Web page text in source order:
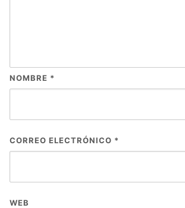
NOMBRE *
CORREO ELECTRÓNICO *
WEB